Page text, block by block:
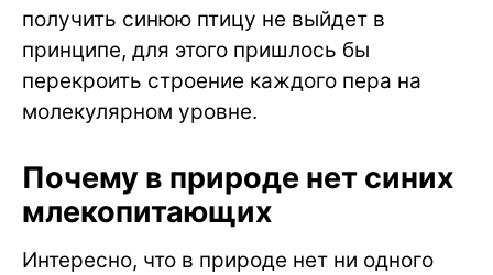
получить синюю птицу не выйдет в
принципе, для этого пришлось бы
перекроить строение каждого пера на
молекулярном уровне.
Почему в природе нет синих
млекопитающих
Интересно, что в природе нет ни одного